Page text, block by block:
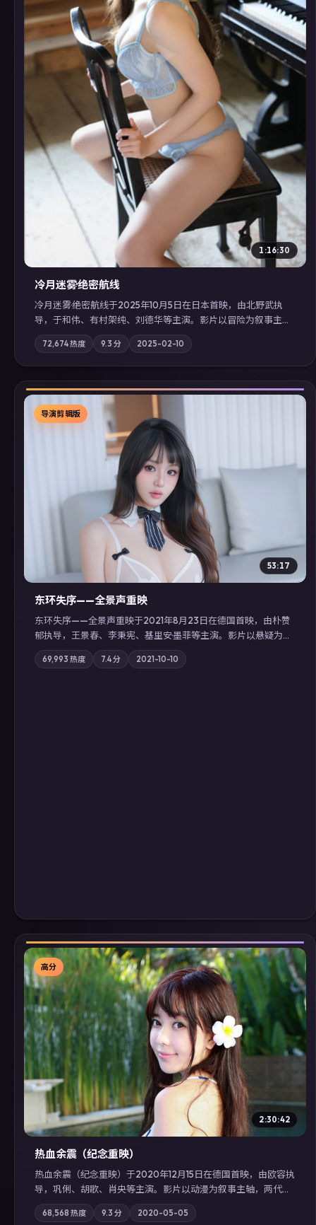
▶
1:16:30
冷月迷雾·绝密航线
冷月迷雾·绝密航线于2025年10月5日在日本首映，由北野武执
导，于和伟、有村架纯、刘德华等主演。影片以冒险为叙事主
轴，记忆碎片重组后，主角发现自己从未活过“真实”的一天；摄
影与配乐强化地域气质；站内亦可通过「国产免费观看高清电视
剧在线看」延展检索同类型高分佳作，畅享高清在线追剧体验。
72,674热度 9.3 分 2025-02-10
▶
导演剪辑版
53:17
东环失序——全景声重映
东环失序——全景声重映于2021年8月23日在德国首映，由朴赞
郁执导，王景春、李秉宪、基里安·墨菲等主演。影片以悬疑为叙
事主轴，科技与人性的边界在实验事故后逐渐模糊；摄影与配乐
强化地域气质；站内亦可通过「国产免费观看高清电视剧在线
69,993 热度 7.4分 2021-10-10
▶
高分
2:30:42
热血余震（纪念重映）
热血余震（纪念重映）于2020年12月15日在德国首映，由欧容执
导，巩俐、胡歌、肖央等主演。影片以动漫为叙事主轴，两代人
的执念在暴风雨夜正面相撞；摄影与配乐强化地域气质；站内亦
可通过「国产免费观看高清电视剧在线看」延展检索同类型高分
68,568 热度 9.3 分 2020-05-05